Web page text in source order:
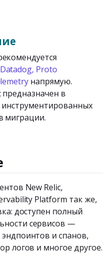
Proto
напрямую.
в
миграции.
New Relic,
Platform так же,
доступен полный
сервисов —
и спанов,
логов и многое другое.